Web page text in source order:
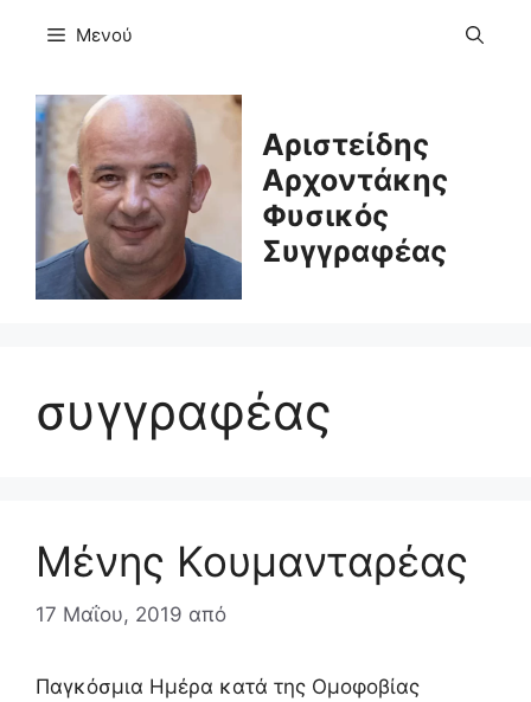
Μενού
Αριστείδης
Αρχοντάκης
Φυσικός
Συγγραφέας
συγγραφέας
Μένης Κουμανταρέας
17 Μαΐου, 2019 από
Παγκόσμια Ημέρα κατά της Ομοφοβίας